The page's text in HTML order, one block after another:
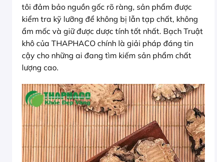
tôi đảm bảo nguồn gốc rõ ràng, sản phẩm được
kiểm tra kỹ lưỡng để không bị lẫn tạp chất, không
ẩm mốc và giữ được dược tính tốt nhất. Bạch Truật
khô của THAPHACO chính là giải pháp đáng tin
cậy cho những ai đang tìm kiếm sản phẩm chất
lượng cao.